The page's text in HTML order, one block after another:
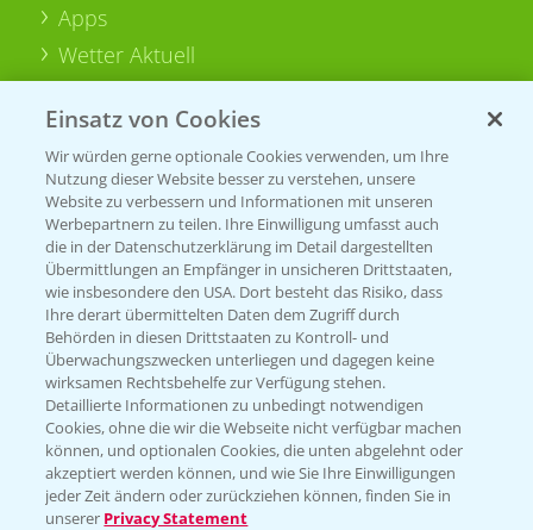
Apps
Wetter Aktuell
BROSCHÜREN
Ackerbau
Saatgut
Sonderkulturen
Verantwortung & Sorgfalt
PAMIRA - Packmittelrücknahme
Sammelstellen und Termine
PRE - Chemikalien sicher entsorgen
Sammelstellen und Termine
Einsatz von Cookies
Wir würden gerne optionale Cookies verwenden, um Ihre
Nutzung dieser Website besser zu verstehen, unsere
Website zu verbessern und Informationen mit unseren
Werbepartnern zu teilen. Ihre Einwilligung umfasst auch
die in der Datenschutzerklärung im Detail dargestellten
Übermittlungen an Empfänger in unsicheren Drittstaaten,
wie insbesondere den USA. Dort besteht das Risiko, dass
Ihre derart übermittelten Daten dem Zugriff durch
Behörden in diesen Drittstaaten zu Kontroll- und
Überwachungszwecken unterliegen und dagegen keine
wirksamen Rechtsbehelfe zur Verfügung stehen.
Detaillierte Informationen zu unbedingt notwendigen
Cookies, ohne die wir die Webseite nicht verfügbar machen
können, und optionalen Cookies, die unten abgelehnt oder
akzeptiert werden können, und wie Sie Ihre Einwilligungen
jeder Zeit ändern oder zurückziehen können, finden Sie in
unserer Privacy Statement